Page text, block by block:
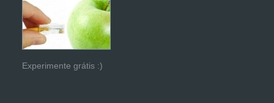
Experimente grátis :)